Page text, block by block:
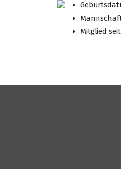
Mitglied